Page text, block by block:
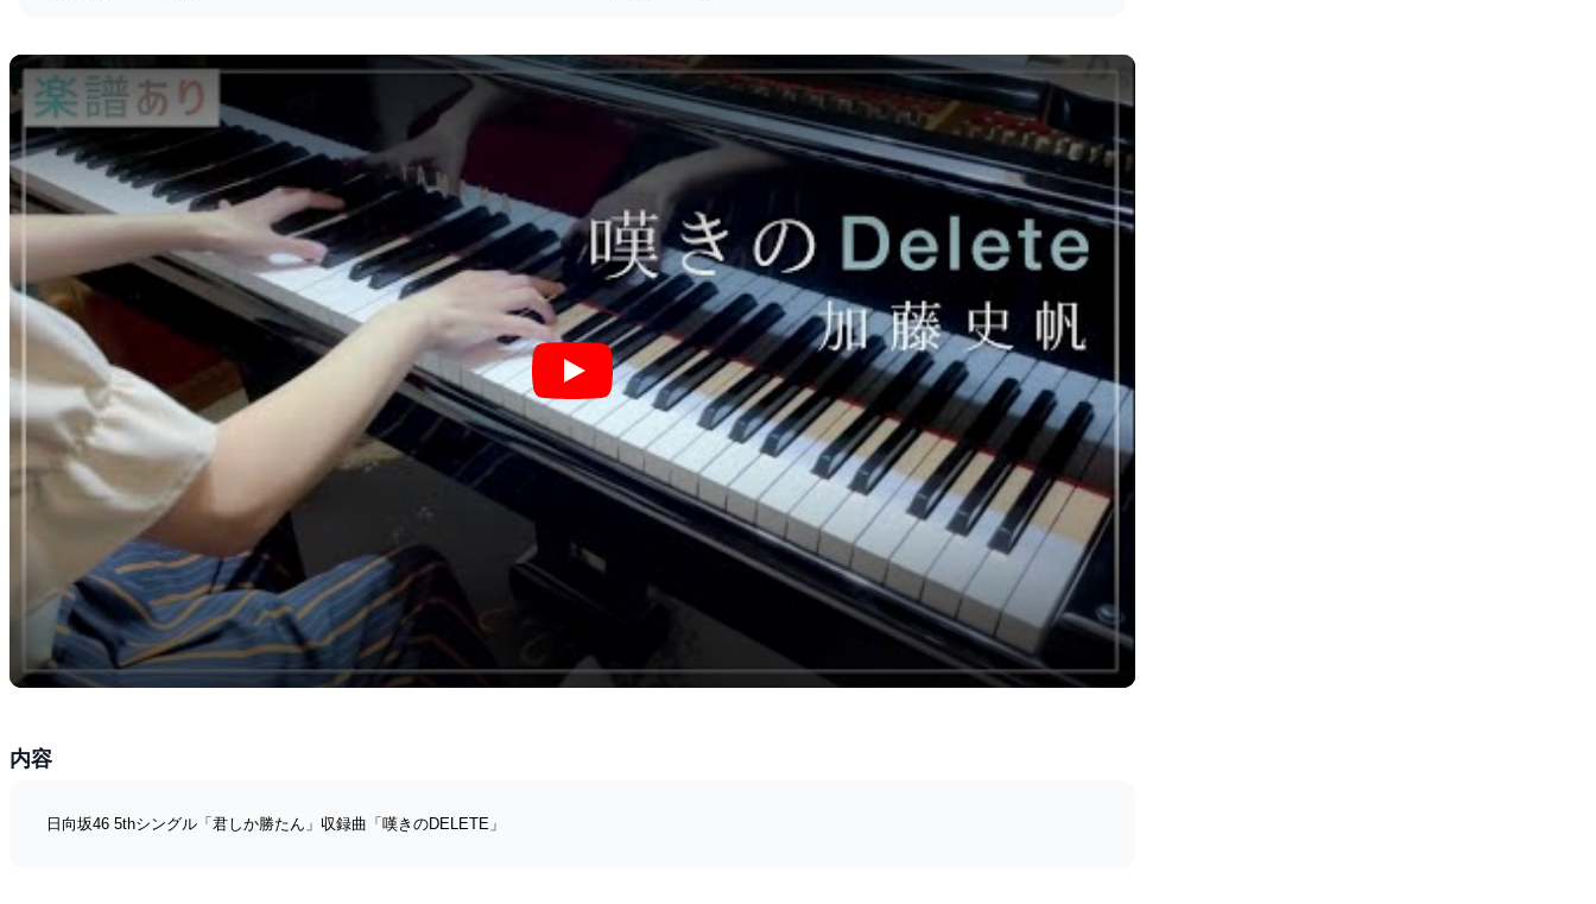
嘆きのDELETE - 日向坂46
内容
日向坂46 5thシングル「君しか勝たん」収録曲「嘆きのDELETE」